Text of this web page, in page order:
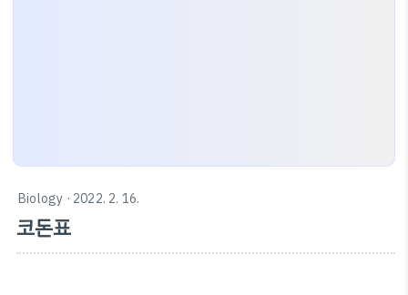
Biology · 2022. 2. 16.
코돈표